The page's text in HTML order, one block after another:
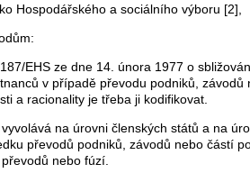
Hospodářského a sociálního výboru [2],
EHS ze dne 14. února 1977 o
v případě převodu podniků,
a racionality je třeba ji kodifikovat.
na úrovni členských států a na
převodů podniků, závodů nebo částí
nebo fúzí.
škody